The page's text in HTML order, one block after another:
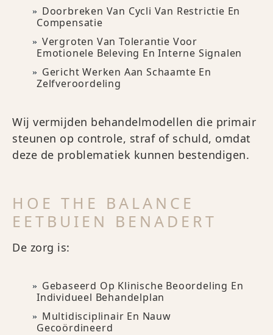
Doorbreken Van Cycli Van Restrictie En
Compensatie
Vergroten Van Tolerantie Voor
Emotionele Beleving En Interne Signalen
Gericht Werken Aan Schaamte En
Zelfveroordeling
Wij vermijden behandelmodellen die primair
steunen op controle, straf of schuld, omdat
deze de problematiek kunnen bestendigen.
HOE THE BALANCE
EETBUIEN BENADERT
De zorg is:
Gebaseerd Op Klinische Beoordeling En
Individueel Behandelplan
Multidisciplinair En Nauw
Gecoördineerd